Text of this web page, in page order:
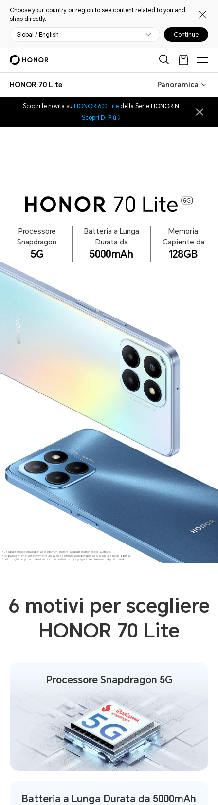
Choose your country or region to see content related to you and
shop directly.
Global / English Continue
HONOR 70 Lite Panoramica
Scopri le novità su HONOR 600 Lite della Serie HONOR N.
Scopri Di Più
Processore
Snapdragon
5G
Batteria a Lunga
Durata da
5000mAh
Memoria
Capiente da
128GB
* La capacità tipica della batteria è di 5000mAh, mentre la capacità nominale è di 4900mAh.
* Lo spazio di memoria effettivamente utilizzabile è inferiore a questo valore a causa dell'utilizzo del sistema.
* Le immagini del prodotto sono fornite solo come riferimento, si prega di fare riferimento ai prodotti reali.
6 motivi per scegliere
HONOR 70 Lite
Processore Snapdragon 5G
Batteria a Lunga Durata da 5000mAh